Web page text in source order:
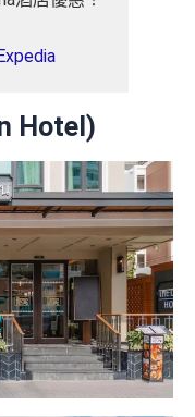
Expedia
Hotel)